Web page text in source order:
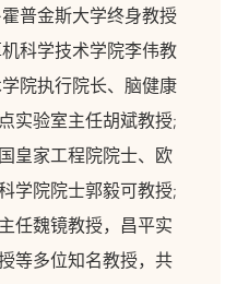
普金斯大学终身教授
科学技术学院李伟教
院执行院长、脑健康
实验室主任胡斌教授;
皇家工程院院士、欧
学院院士郭毅可教授;
任魏镜教授，昌平实
等多位知名教授，共